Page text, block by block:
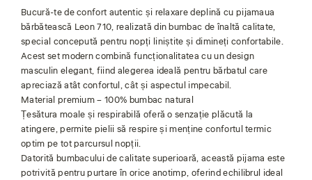
Bucură-te de confort autentic și relaxare deplină cu pijamaua
bărbătească Leon 710, realizată din bumbac de înaltă calitate,
special concepută pentru nopți liniștite și dimineți confortabile.
Acest set modern combină funcționalitatea cu un design
masculin elegant, fiind alegerea ideală pentru bărbatul care
apreciază atât confortul, cât și aspectul impecabil.
Material premium – 100% bumbac natural
Țesătura moale și respirabilă oferă o senzație plăcută la
atingere, permite pielii să respire și menține confortul termic
optim pe tot parcursul nopții.
Datorită bumbacului de calitate superioară, această pijama este
potrivită pentru purtare în orice anotimp, oferind echilibrul ideal